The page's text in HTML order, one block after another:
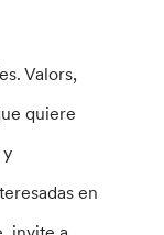
Valors,
quiere
en